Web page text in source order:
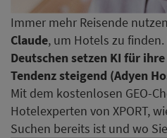
Immer mehr Reisende nutzen
Claude, um Hotels zu finden.
Deutschen setzen KI für
Tendenz steigend (Adyen
Mit dem kostenlosen GEO-
Hotelexperten von XPORT,
Suchen bereits ist und wo